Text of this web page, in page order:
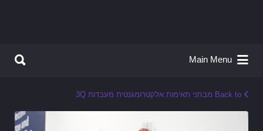
Main Menu
Back to מבחני תאימות אלקטרומגנטית מעבדות 3Q